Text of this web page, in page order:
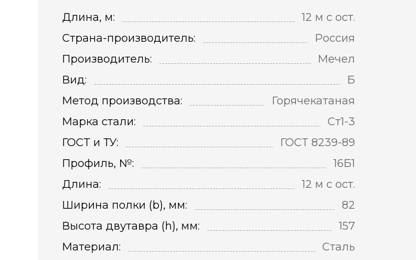
Длина, м:
12 м с ост.
Страна-производитель:
Россия
Производитель:
Мечел
Вид:
Б
Метод производства:
Горячекатаная
Марка стали:
Ст1-3
ГОСТ и ТУ:
ГОСТ 8239-89
Профиль, №:
16Б1
Длина:
12 м с ост.
Ширина полки (b), мм:
82
Высота двутавра (h), мм:
157
Материал:
Сталь